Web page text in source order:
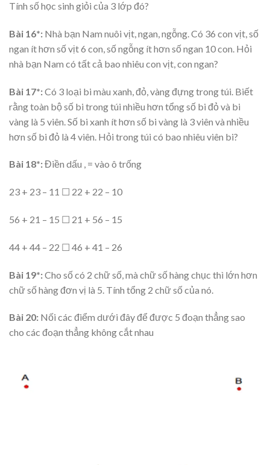
Tính số học sinh giỏi của 3 lớp đó?
Bài 16*: Nhà bạn Nam nuôi vịt, ngan, ngỗng. Có 36 con vịt, số
ngan ít hơn số vịt 6 con, số ngỗng ít hơn số ngan 10 con. Hỏi
nhà bạn Nam có tất cả bao nhiêu con vịt, con ngan?
Bài 17*:Có 3 loại bi màu xanh, đỏ, vàng đựng trong túi. Biết
rằng toàn bộ số bi trong túi nhiều hơn tổng số bi đỏ và bi
vàng là 5 viên. Số bi xanh ít hơn số bi vàng là 3 viên và nhiều
hơn số bi đỏ là 4 viên. Hỏi trong túi có bao nhiêu viên bi?
Bài 18*:Điền dấu , = vào ô trống
23 + 23 – 11 ☐ 22 + 22 – 10
56 + 21 – 15 ☐ 21 + 56 – 15
44 + 44 – 22 ☐ 46 + 41 – 26
Bài 19*:Cho số có 2 chữ số, mà chữ số hàng chục thì lớn hơn
chữ số hàng đơn vị là 5. Tính tổng 2 chữ số của nó.
Bài 20: Nối các điểm dưới đây để được 5 đoạn thẳng sao
cho các đoạn thẳng không cắt nhau